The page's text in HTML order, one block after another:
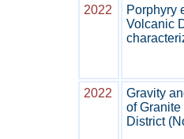
2022
Porphyry
Volcanic
2022
Gravity
of
District